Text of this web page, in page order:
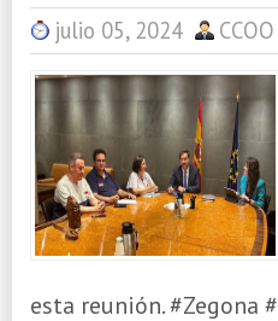
julio 05, 2024
esta reunión. #Zegona